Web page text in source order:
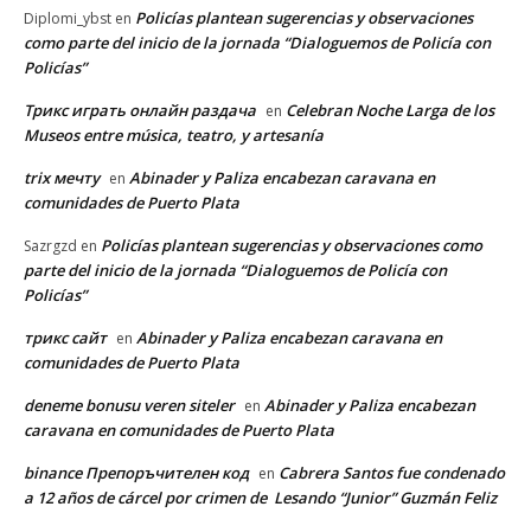
Diplomi_ybst en Policías plantean sugerencias y observaciones
como parte del inicio de la jornada “Dialoguemos de Policía con
Policías”
Трикс играть онлайн раздача en Celebran Noche Larga de los
Museos entre música, teatro, y artesanía
trix мечту en Abinader y Paliza encabezan caravana en
comunidades de Puerto Plata
Sazrgzd en Policías plantean sugerencias y observaciones como
parte del inicio de la jornada “Dialoguemos de Policía con
Policías”
трикс сайт en Abinader y Paliza encabezan caravana en
comunidades de Puerto Plata
deneme bonusu veren siteler en Abinader y Paliza encabezan
caravana en comunidades de Puerto Plata
binance Препоръчителен код en Cabrera Santos fue condenado
a 12 años de cárcel por crimen de Lesando “Junior” Guzmán Feliz